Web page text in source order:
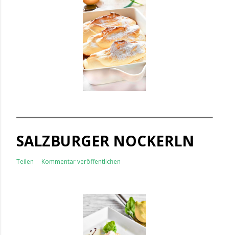
SALZBURGER NOCKERLN
Teilen Kommentar veröffentlichen